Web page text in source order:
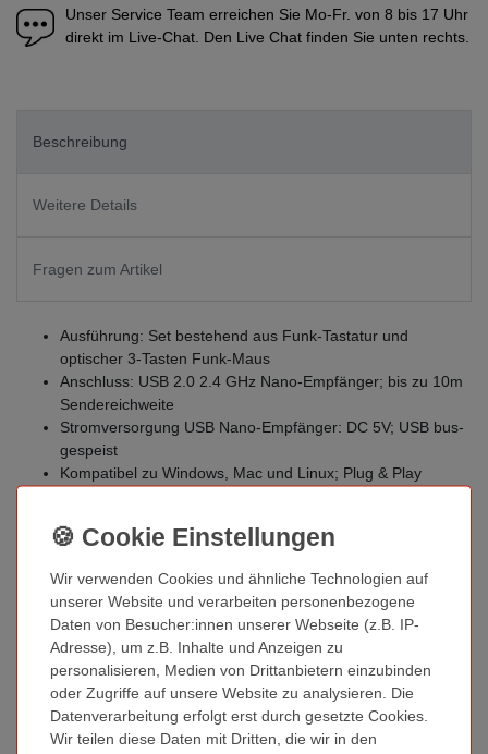
Unser Service Team erreichen Sie Mo-Fr. von 8 bis 17 Uhr
direkt im Live-Chat. Den Live Chat finden Sie unten rechts.
Beschreibung
Weitere Details
Fragen zum Artikel
Ausführung: Set bestehend aus Funk-Tastatur und
optischer 3-Tasten Funk-Maus
Anschluss: USB 2.0 2.4 GHz Nano-Empfänger; bis zu 10m
Sendereichweite
Stromversorgung USB Nano-Empfänger: DC 5V; USB bus-
gespeist
Kompatibel zu Windows, Mac und Linux; Plug & Play
Tastenhöhe: 3mm
für mehr Schreibkomfort
Haltbarkeit: über 5.000.000 Tastenanschläge
Farbe: schwarz
Abmessungen: 430 x 121 x 21.5mm
Gewicht: ± 395g (ohne Batterien)
Stromversorgung Funk-Tastatur: 1.5V - 4mA; benötigt 1x
1.5V Micro AAA Batterie; nicht im Lieferumfang enthalten
Optische 3-Tasten Funk-Maus inkl. Scroll-Rad; mit
Wir verwenden Cookies und ähnliche Technologien auf
unserer Website und verarbeiten personenbezogene
Daten von Besucher:innen unserer Webseite (z.B. IP-
Adresse), um z.B. Inhalte und Anzeigen zu
personalisieren, Medien von Drittanbietern einzubinden
oder Zugriffe auf unsere Website zu analysieren. Die
Datenverarbeitung erfolgt erst durch gesetzte Cookies.
Wir teilen diese Daten mit Dritten, die wir in den